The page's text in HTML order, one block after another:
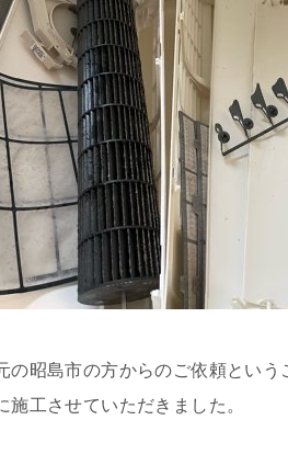
の昭島市の方からのご依頼とい
工させていただきました。